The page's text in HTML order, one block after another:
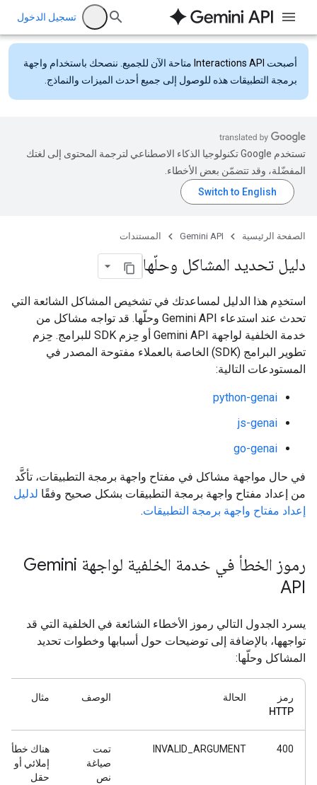
تسجيل الدخول
أصبحت Interactions API متاحة الآن للجميع. ننصحك باستخدام واجهة
برمجة التطبيقات هذه للوصول إلى جميع أحدث الميزات والنماذج.
تستخدم Google تكنولوجيا الذكاء الاصطناعي لترجمة المحتوى إلى لغتك
المفضّلة، وقد تتضمّن بعض الأخطاء.
الصفحة الرئيسية Gemini API المستندات
دليل تحديد المشاكل وحلّها
استخدِم هذا الدليل لمساعدتك في تشخيص المشاكل الشائعة التي
تحدث عند استدعاء Gemini API وحلّها. قد تواجه مشاكل من
خدمة الخلفية لواجهة Gemini API أو حِزم SDK للبرامج. حِزم
تطوير البرامج (SDK) الخاصة بالعملاء مفتوحة المصدر في
المستودعات التالية:
python-genai
js-genai
go-genai
في حال مواجهة مشاكل في مفتاح واجهة برمجة التطبيقات، تأكَّد
من إعداد مفتاح واجهة برمجة التطبيقات بشكل صحيح وفقًا لدليل
إعداد مفتاح واجهة برمجة التطبيقات.
رموز الخطأ في خدمة الخلفية لواجهة Gemini
API
يسرد الجدول التالي رموز الأخطاء الشائعة في الخلفية التي قد
تواجهها، بالإضافة إلى توضيحات حول أسبابها وخطوات تحديد
المشاكل وحلّها:
رمز
HTTP
الحالة الوصف مثال
400
INVALID_ARGUMENT
تمت
صياغة
نص
هناك خطأ
إملائي أو
حقل